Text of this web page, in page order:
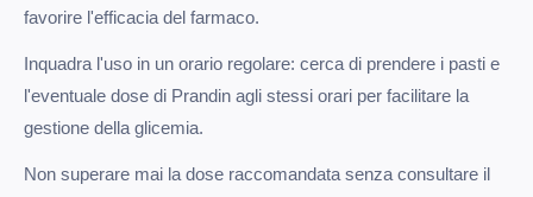
favorire l'efficacia del farmaco.
Inquadra l'uso in un orario regolare: cerca di prendere i pasti e
l'eventuale dose di Prandin agli stessi orari per facilitare la
gestione della glicemia.
Non superare mai la dose raccomandata senza consultare il